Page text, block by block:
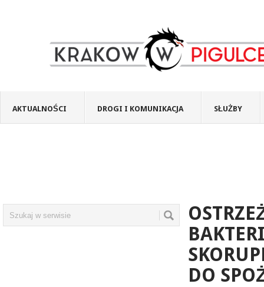
AKTUALNOŚCI DROGI I KOMUNIKACJA SŁUŻBY
DO